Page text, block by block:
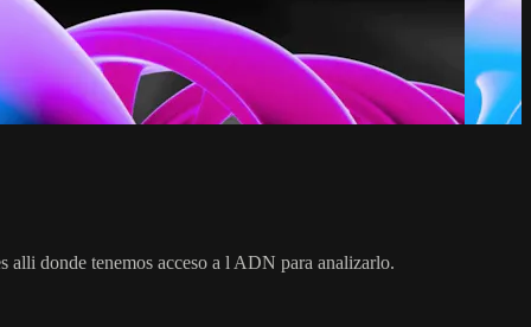
alli donde tenemos acceso a l ADN para analizarlo.